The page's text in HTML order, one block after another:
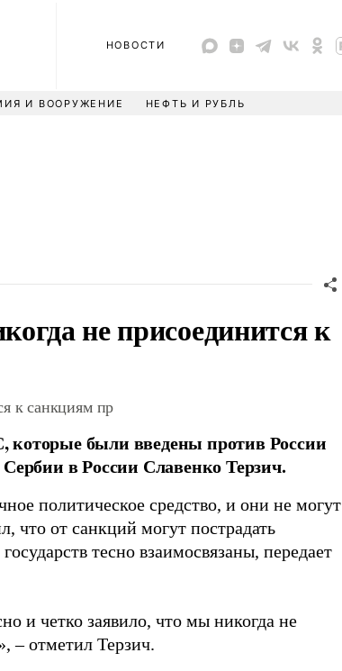
НОВОСТИ
И ВООРУЖЕНИЕ НЕФТЬ И РУБЛЬ
не присоединится к
к санкциям пр
которые были введены против России
в России Славенко Терзич.
политическое средство, и они не могут
что от санкций могут пострадать
тесно взаимосвязаны, передает
и четко заявило, что мы никогда не
– отметил Терзич.